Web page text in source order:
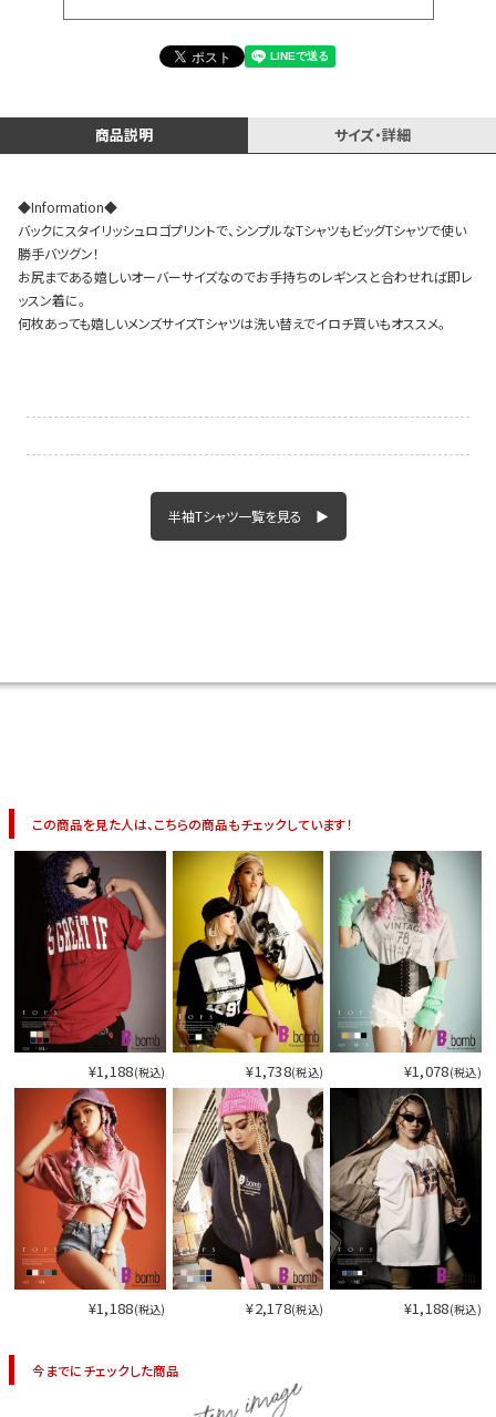
スタッフコーディネート
今活躍している多ジャンルダンサーさん×bombshellコラボ特集
商品説明 サイズ・詳細
◆Information◆
バックにスタイリッシュロゴプリントで、シンプルなTシャツもビッグTシャツで使い
勝手バツグン！
お尻まである嬉しいオーバーサイズなのでお手持ちのレギンスと合わせれば即レ
ッスン着に。
何枚あっても嬉しいメンズサイズTシャツは洗い替えでイロチ買いもオススメ。
半袖Tシャツ一覧を見る ▶
この商品を見た人は、こちらの商品もチェックしています！
¥1,188(税込) ¥1,738(税込) ¥1,078(税込)
¥1,188(税込) ¥2,178(税込) ¥1,188(税込)
今までにチェックした商品